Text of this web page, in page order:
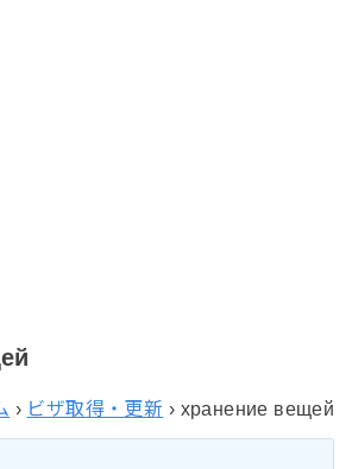
› ビザ取得・更新 › хранение вещей